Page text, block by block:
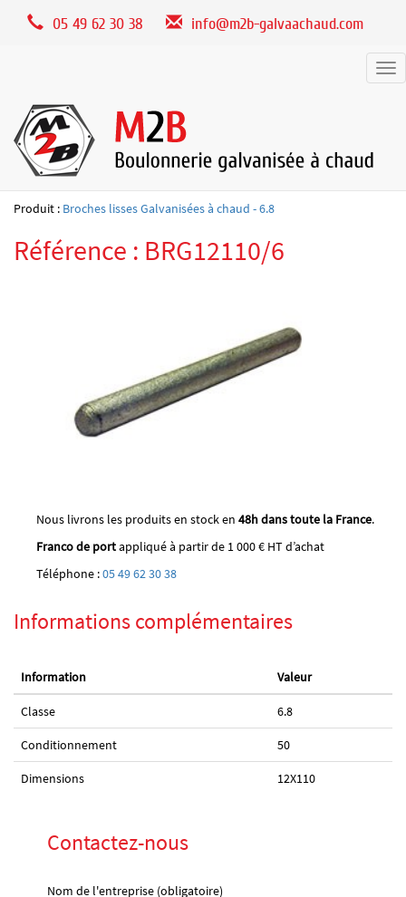
05 49 62 30 38 info@m2b-galvaachaud.com
Produit : Broches lisses Galvanisées à chaud - 6.8
Référence : BRG12110/6
Nous livrons les produits en stock en 48h dans toute la France.
Franco de portappliqué à partir de 1 000 € HT d’achat
Téléphone :05 49 62 30 38
Informations complémentaires
Information Valeur
Classe 6.8
Conditionnement 50
Dimensions 12X110
Contactez-nous
Nom de l'entreprise (obligatoire)